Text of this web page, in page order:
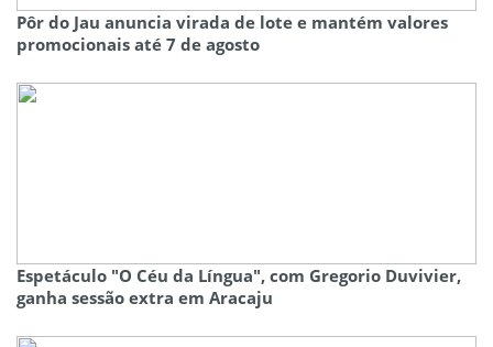
Pôr do Jau anuncia virada de lote e mantém valores
promocionais até 7 de agosto
Espetáculo "O Céu da Língua", com Gregorio Duvivier,
ganha sessão extra em Aracaju